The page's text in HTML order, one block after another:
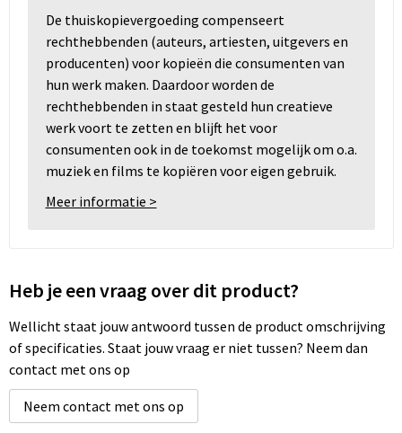
De thuiskopievergoeding compenseert
rechthebbenden (auteurs, artiesten, uitgevers en
producenten) voor kopieën die consumenten van
hun werk maken. Daardoor worden de
rechthebbenden in staat gesteld hun creatieve
werk voort te zetten en blijft het voor
consumenten ook in de toekomst mogelijk om o.a.
muziek en films te kopiëren voor eigen gebruik.
Meer informatie >
Heb je een vraag over dit product?
Wellicht staat jouw antwoord tussen de product omschrijving
of specificaties. Staat jouw vraag er niet tussen? Neem dan
contact met ons op
Neem contact met ons op